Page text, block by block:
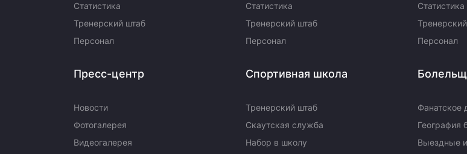
Статистика
Тренерский штаб
Персонал
Статистика
Тренерский штаб
Персонал
Статистика
Персонал
Пресс-центр
Новости
Фотогалерея
Видеогалерея
Спортивная школа
Тренерский штаб
Скаутская служба
Набор в школу
Фанатское
География
Выездные